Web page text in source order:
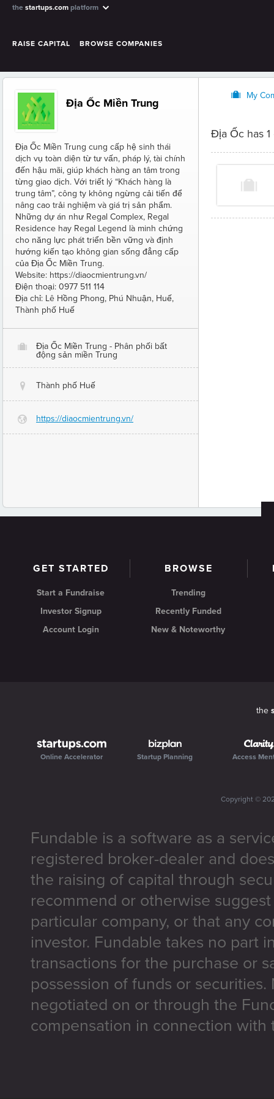
the startups.com platform
RAISE CAPITAL BROWSE COMPANIES
Địa Ốc Miền Trung
Địa Ốc Miền Trung cung cấp hệ sinh thái
dịch vụ toàn diện từ tư vấn, pháp lý, tài chính
đến hậu mãi, giúp khách hàng an tâm trong
từng giao dịch. Với triết lý “Khách hàng là
trung tâm”, công ty không ngừng cải tiến để
nâng cao trải nghiệm và giá trị sản phẩm.
Những dự án như Regal Complex, Regal
Residence hay Regal Legend là minh chứng
cho năng lực phát triển bền vững và định
hướng kiến tạo không gian sống đẳng cấp
của Địa Ốc Miền Trung.
Website: https://diaocmientrung.vn/
Điện thoại: 0977 511 114
Địa chỉ: Lê Hồng Phong, Phú Nhuận, Huế,
Thành phố Huế
O
Địa Ốc Miền Trung - Phân phối bất
động sản miền Trung
@ Thành phố Huế
G https://diaocmientrung.vn/
O My
Địa Ốc has
GET STARTED
Start a Fundraise
Investor Signup
Account Login
BROWSE
Trending
Recently Funded
New & Noteworthy
the
Online Accelerator Startup Planning Access
Copyright ©
Fundable is a software as a
registered broker-dealer and
the raising of capital through
recommend or otherwise
particular company, or that any
investor. Fundable takes no part
transactions for the purchase or
possession of funds or
negotiated on or through the
compensation in connection with